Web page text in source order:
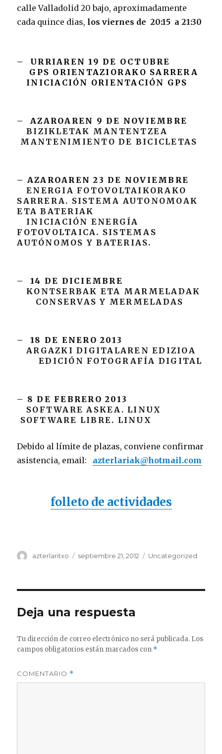
calle Valladolid 20 bajo, aproximadamente
cada quince dias, los viernes de 20:15 a 21:30
– URRIAREN 19 DE OCTUBRE
GPS ORIENTAZIORAKO SARRERA
INICIACIÓN ORIENTACIÓN GPS
–
AZAROAREN 9 DE NOVIEMBRE
BIZIKLETAK MANTENTZEA
MANTENIMIENTO DE BICICLETAS
– AZAROAREN 23 DE NOVIEMBRE
ENERGIA FOTOVOLTAIKORAKO
SARRERA. SISTEMA AUTONOMOAK
ETA BATERIAK
INICIACIÓN ENERGÍA
FOTOVOLTAICA. SISTEMAS
AUTÓNOMOS Y BATERIAS.
– 14 DE DICIEMBRE
KONTSERBAK ETA MARMELADAK
CONSERVAS Y MERMELADAS
– 18 DE ENERO 2013
ARGAZKI DIGITALAREN EDIZIOA
EDICIÓN FOTOGRAFÍA DIGITAL
– 8 DE FEBRERO 2013
SOFTWARE ASKEA. LINUX
SOFTWARE LIBRE. LINUX
Debido al límite de plazas, conviene confirmar
asistencia, email: azterlariak@hotmail.com
folleto de actividades
Autor
azterlaritxo
Publicado
septiembre 21, 2012 Categorías
Uncategorized
Deja una respuesta
Tu dirección de correo electrónico no será publicada. Los
campos obligatorios están marcados con *
COMENTARIO *